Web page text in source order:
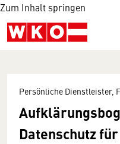
Zum Inhalt springen
Persönliche Dienstleister,
Datenschutz